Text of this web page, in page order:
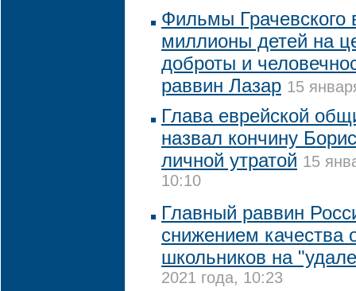
Фильмы Грачевского
миллионы детей на
доброты и
раввин Лазар 15
Глава еврейской
назвал кончину
личной утратой 15
10:10
Главный раввин
снижением качества
школьников на
2021 года, 10:23